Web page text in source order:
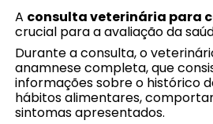
A consulta veterinária para
crucial para a avaliação da
Durante a consulta, o
anamnese completa, que
informações sobre o histórico
hábitos alimentares,
sintomas apresentados.